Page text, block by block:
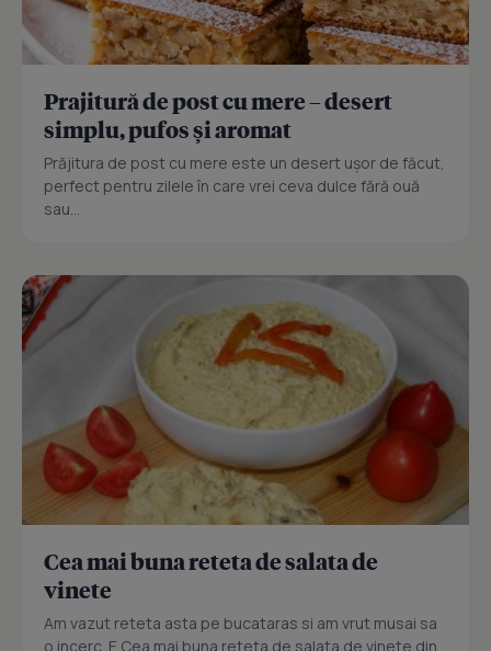
Prajitură de post cu mere – desert
simplu, pufos și aromat
Prăjitura de post cu mere este un desert ușor de făcut,
perfect pentru zilele în care vrei ceva dulce fără ouă
sau...
Cea mai buna reteta de salata de
vinete
Am vazut reteta asta pe bucataras si am vrut musai sa
o incerc. E Cea mai buna reteta de salata de vinete din